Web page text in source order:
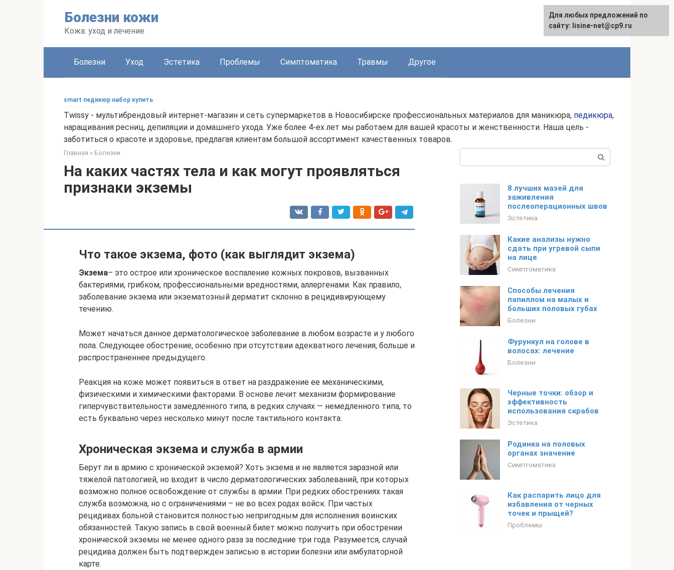
Болезни кожи
Кожа: уход и лечение
Болезни Уход Эстетика Проблемы Симптоматика Травмы Другое
smart педикюр набор купить
Twissy - мультибрендовый интернет-магазин и сеть супермаркетов в Новосибирске профессиональных материалов для маникюра, педикюра,
наращивания ресниц, депиляции и домашнего ухода. Уже более 4-ех лет мы работаем для вашей красоты и женственности. Наша цель -
заботиться о красоте и здоровье, предлагая клиентам большой ассортимент качественных товаров.
Главная » Болезни
На каких частях тела и как могут проявляться
признаки экземы
Что такое экзема, фото (как выглядит экзема)
Экзема– это острое или хроническое воспаление кожных покровов, вызванных
бактериями, грибком, профессиональными вредностями, аллергенами. Как правило,
заболевание экзема или экзематозный дерматит склонно в рецидивирующему
течению.
Может начаться данное дерматологическое заболевание в любом возрасте и у любого
пола. Следующее обострение, особенно при отсутствии адекватного лечения, больше и
распространеннее предыдущего.
Реакция на коже может появиться в ответ на раздражение ее механическими,
физическими и химическими факторами. В основе лечит механизм формирование
гиперчувствительности замедленного типа, в редких случаях — немедленного типа, то
есть буквально через несколько минут после тактильного контакта.
Хроническая экзема и служба в армии
Берут ли в армию с хронической экземой? Хоть экзема и не является заразной или
тяжелой патологией, но входит в число дерматологических заболеваний, при которых
возможно полное освобождение от службы в армии. При редких обострениях такая
служба возможна, но с ограничениями – не во всех родах войск. При частых
рецидивах больной становится полностью непригодным для исполнения воинских
обязанностей. Такую запись в свой военный билет можно получить при обострении
хронической экземы не менее одного раза за последние три года. Разумеется, случай
рецидива должен быть подтвержден записью в истории болезни или амбулаторной
карте.
8 лучших мазей для
заживления
послеоперационных швов
Эстетика
Какие анализы нужно
сдать при угревой сыпи
на лице
Симптоматика
Способы лечения
папиллом на малых и
больших половых губах
Болезни
Фурункул на голове в
волосах: лечение
Болезни
Черные точки: обзор и
эффективность
использования скрабов
Эстетика
Родинка на половых
органах значение
Симптоматика
Как распарить лицо для
избавления от черных
точек и прыщей?
Проблемы
Для любых предложений по
сайту: lisine-net@cp9.ru